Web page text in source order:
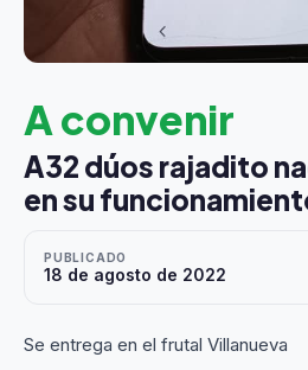
A convenir
A32 dúos rajadito
en su
PUBLICADO
18 de agosto de 2022
Se entrega en el frutal Villanueva